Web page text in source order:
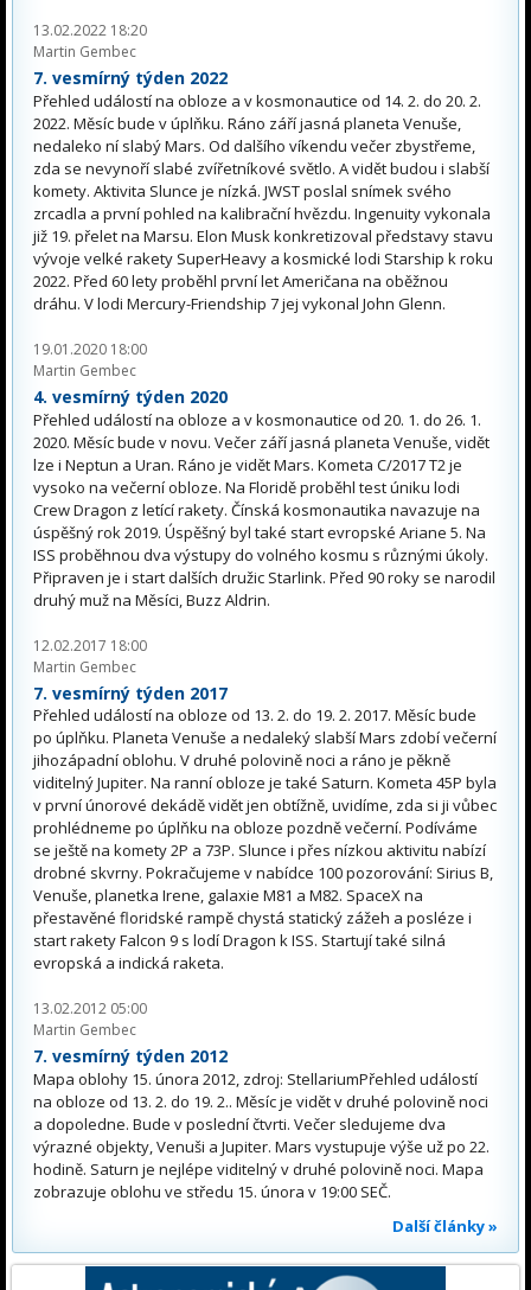
13.02.2022 18:20
Martin Gembec
7. vesmírný týden 2022
Přehled událostí na obloze a v kosmonautice od 14. 2. do 20. 2.
2022. Měsíc bude v úplňku. Ráno září jasná planeta Venuše,
nedaleko ní slabý Mars. Od dalšího víkendu večer zbystřeme,
zda se nevynoří slabé zvířetníkové světlo. A vidět budou i slabší
komety. Aktivita Slunce je nízká. JWST poslal snímek svého
zrcadla a první pohled na kalibrační hvězdu. Ingenuity vykonala
již 19. přelet na Marsu. Elon Musk konkretizoval představy stavu
vývoje velké rakety SuperHeavy a kosmické lodi Starship k roku
2022. Před 60 lety proběhl první let Američana na oběžnou
dráhu. V lodi Mercury-Friendship 7 jej vykonal John Glenn.
19.01.2020 18:00
Martin Gembec
4. vesmírný týden 2020
Přehled událostí na obloze a v kosmonautice od 20. 1. do 26. 1.
2020. Měsíc bude v novu. Večer září jasná planeta Venuše, vidět
lze i Neptun a Uran. Ráno je vidět Mars. Kometa C/2017 T2 je
vysoko na večerní obloze. Na Floridě proběhl test úniku lodi
Crew Dragon z letící rakety. Čínská kosmonautika navazuje na
úspěšný rok 2019. Úspěšný byl také start evropské Ariane 5. Na
ISS proběhnou dva výstupy do volného kosmu s různými úkoly.
Připraven je i start dalších družic Starlink. Před 90 roky se narodil
druhý muž na Měsíci, Buzz Aldrin.
12.02.2017 18:00
Martin Gembec
7. vesmírný týden 2017
Přehled událostí na obloze od 13. 2. do 19. 2. 2017. Měsíc bude
po úplňku. Planeta Venuše a nedaleký slabší Mars zdobí večerní
jihozápadní oblohu. V druhé polovině noci a ráno je pěkně
viditelný Jupiter. Na ranní obloze je také Saturn. Kometa 45P byla
v první únorové dekádě vidět jen obtížně, uvidíme, zda si ji vůbec
prohlédneme po úplňku na obloze pozdně večerní. Podíváme
se ještě na komety 2P a 73P. Slunce i přes nízkou aktivitu nabízí
drobné skvrny. Pokračujeme v nabídce 100 pozorování: Sirius B,
Venuše, planetka Irene, galaxie M81 a M82. SpaceX na
přestavěné floridské rampě chystá statický zážeh a posléze i
start rakety Falcon 9 s lodí Dragon k ISS. Startují také silná
evropská a indická raketa.
13.02.2012 05:00
Martin Gembec
7. vesmírný týden 2012
Mapa oblohy 15. února 2012, zdroj: StellariumPřehled událostí
na obloze od 13. 2. do 19. 2.. Měsíc je vidět v druhé polovině noci
a dopoledne. Bude v poslední čtvrti. Večer sledujeme dva
výrazné objekty, Venuši a Jupiter. Mars vystupuje výše už po 22.
hodině. Saturn je nejlépe viditelný v druhé polovině noci. Mapa
zobrazuje oblohu ve středu 15. února v 19:00 SEČ.
Další články »